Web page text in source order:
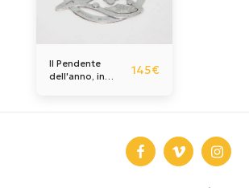
Il Pendente
dell'anno, in
145€